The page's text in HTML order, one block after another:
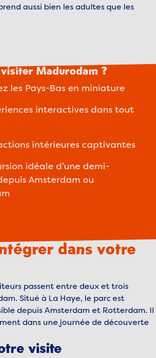
aussi bien les adultes que les
Madurodam ?
les Pays-Bas en miniature
interactives dans tout
intérieures captivantes
idéale d’une demi-
Amsterdam ou
dans votre
passent entre deux et trois
Situé à La Haye, le parc est
depuis Amsterdam et Rotterdam. Il
dans une journée de découverte
visite